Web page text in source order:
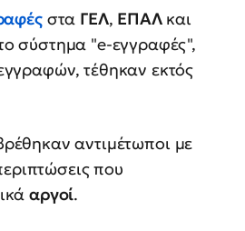
στα ΓΕΛ, ΕΠΑΛκαι
σύστημα "e-εγγραφές",
τέθηκαν εκτός
αντιμέτωποι με
που
αργοί.